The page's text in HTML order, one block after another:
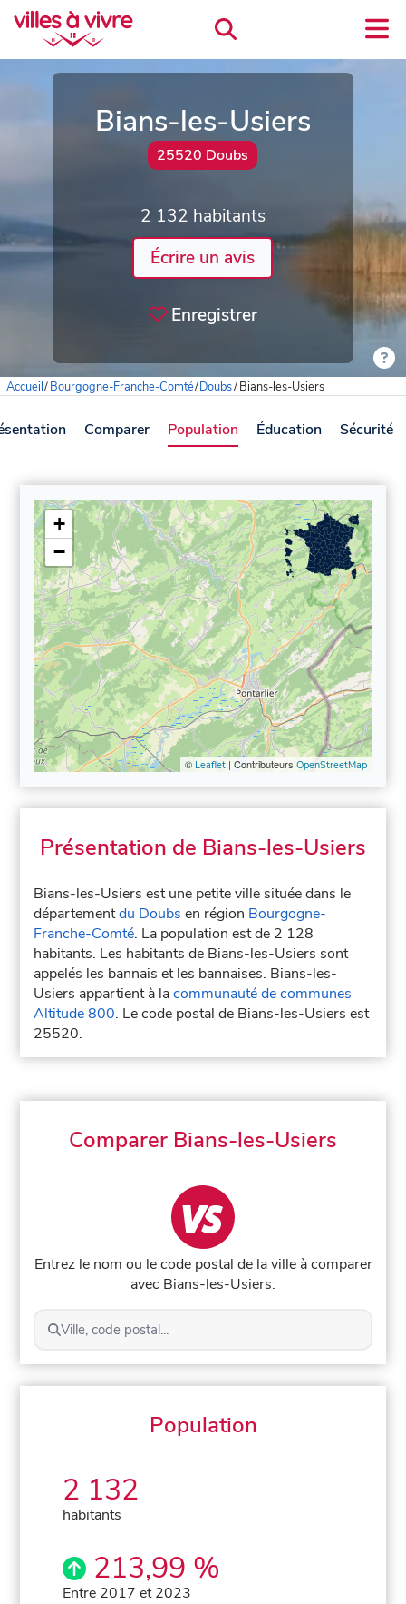
Bians-les-Usiers
25520 Doubs
2 132 habitants
Écrire un avis
Enregistrer
Accueil/Bourgogne-Franche-Comté/Doubs/Bians-les-Usiers
Comparer Population Éducation Sécurité
+
−
© Leaflet| Contributeurs OpenStreetMap
Présentation de Bians-les-Usiers
Bians-les-Usiers est une petite ville située dans le
départementdu Doubs en région Bourgogne-
Franche-Comté. La population est de 2 128
habitants. Les habitants de Bians-les-Usiers sont
appelés les bannais et les bannaises. Bians-les-
Usiers appartient à lacommunauté de communes
Altitude 800. Le code postal de Bians-les-Usiers est
25520.
Comparer Bians-les-Usiers
Entrez le nom ou le code postal de la ville à comparer
avec Bians-les-Usiers:
Ville, code postal...
Population
2 132
habitants
213,99 %
Entre 2017 et 2023